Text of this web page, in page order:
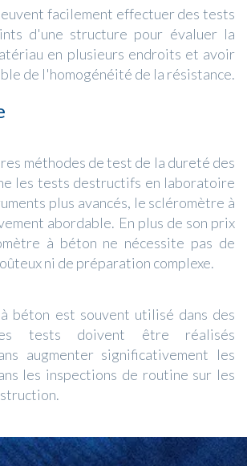
facilement effectuer des tests
d'une structure pour évaluer la
en plusieurs endroits et avoir
de l'homogénéité de la résistance.
méthodes de test de la dureté des
les tests destructifs en laboratoire
plus avancés, le scléromètre à
abordable. En plus de son prix
à béton ne nécessite pas de
ni de préparation complexe.
béton est souvent utilisé dans des
tests doivent être réalisés
augmenter significativement les
les inspections de routine sur les